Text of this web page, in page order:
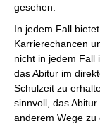
gesehen.
In jedem Fall
Karrierechancen
nicht in jedem Fall
das Abitur im
Schulzeit zu
sinnvoll, das
anderem Wege